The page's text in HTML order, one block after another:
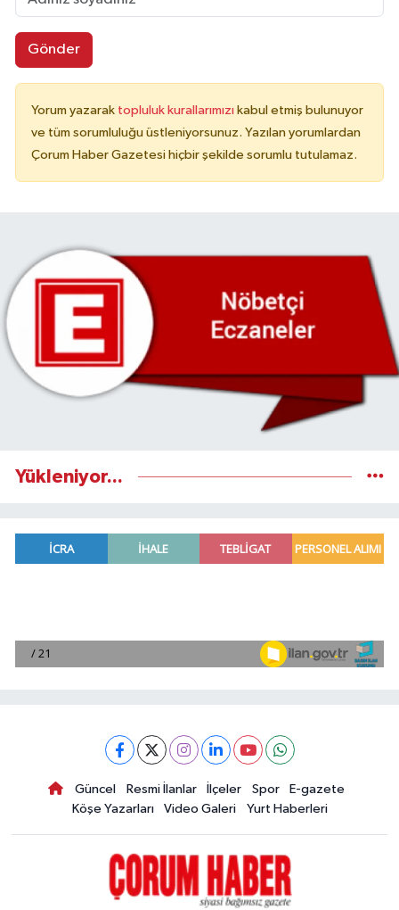
Gönder
Yorum yazarak topluluk kurallarımızı kabul etmiş bulunuyor
ve tüm sorumluluğu üstleniyorsunuz. Yazılan yorumlardan
Çorum Haber Gazetesi hiçbir şekilde sorumlu tutulamaz.
Yükleniyor...
Güncel Resmi İlanlar İlçeler Spor
E-gazete
Köşe Yazarları
Video Galeri Yurt Haberleri